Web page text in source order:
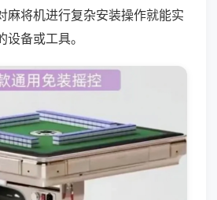
麻将机进行复杂安装操作就能实
备或工具。